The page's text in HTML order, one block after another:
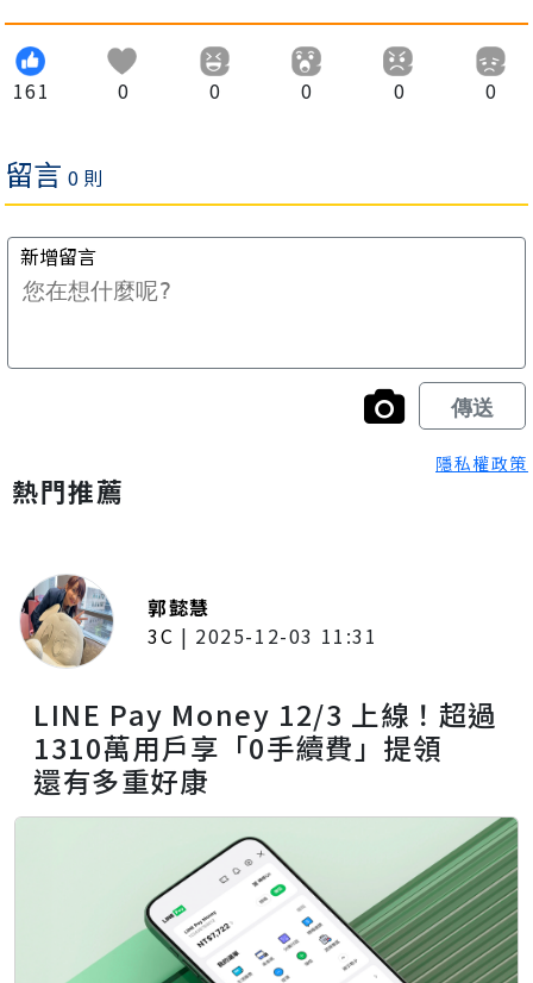
161 0 0 0 0 0
隱私權政策
熱門推薦
郭懿慧
3C | 2025-12-03 11:31
LINE Pay Money 12/3 上線！超過
1310萬用戶享「0手續費」提領
還有多重好康